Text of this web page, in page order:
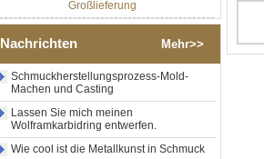
Fabrikgroßhandel mit 8 mm
Wolframkarbid-Ring,
zerkleinertem blauem Opal
mit synthetischem
Malachitstreifen, Herren-
Ehering, individuelle innere
Lasergravur, OEM-ODM-
Großlieferung
Nachrichten Mehr>>
Schmuckherstellungsprozess-Mold-
Machen und Casting
Lassen Sie mich meinen
Wolframkarbidring entwerfen.
Wie cool ist die Metallkunst in Schmuck